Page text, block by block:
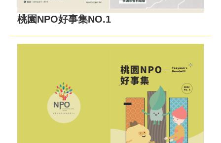
桃園NPO好事集NO.1